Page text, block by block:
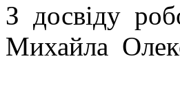
З досвіду
Михайла